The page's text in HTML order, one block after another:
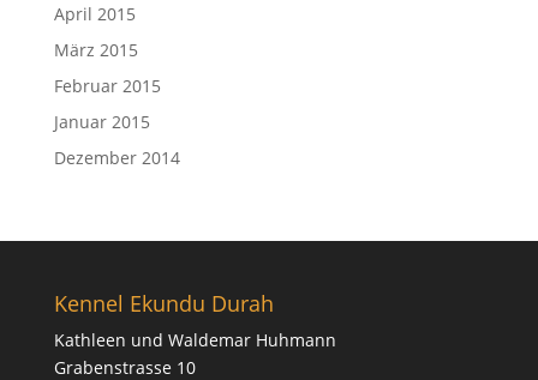
April 2015
März 2015
Februar 2015
Januar 2015
Dezember 2014
Kennel Ekundu Durah
Kathleen und Waldemar Huhmann
Grabenstrasse 10